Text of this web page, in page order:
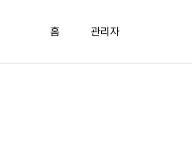
홈 관리자